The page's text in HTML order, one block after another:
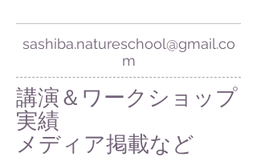
sashiba.natureschool@gmail.co
m
​講演＆ワークショップ
実績
​メディア掲載など